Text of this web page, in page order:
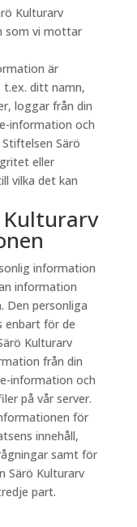
Kulturarv
som vi mottar
är
ditt namn,
loggar från din
information och
Särö
eller
vilka det kan
Kulturarv
information
information
Den personliga
enbart för de
Kulturarv
från din
information och
på vår server.
för
innehåll,
samt för
Särö Kulturarv
part.